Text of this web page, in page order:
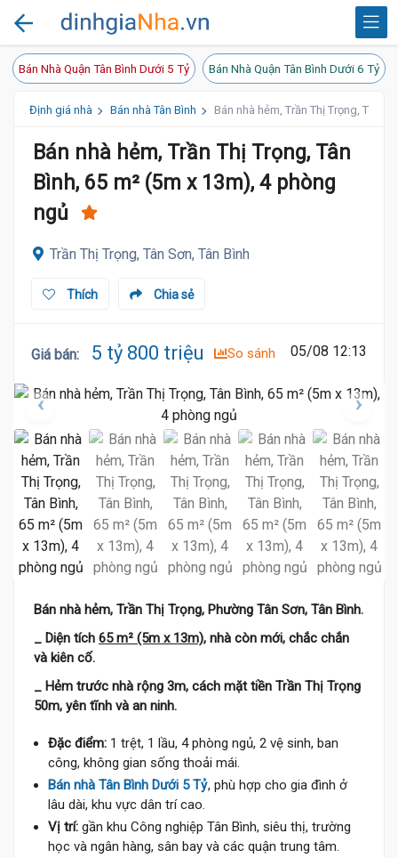
Bán Nhà Quận Tân Bình Dưới 5 Tỷ Bán Nhà Quận Tân Bình Dưới 6 Tỷ
Định giá nhà Bán nhà Tân Bình Bán nhà hẻm, Trần Thị Trọng, Tân
Bán nhà hẻm, Trần Thị Trọng, Tân
Bình, 65 m² (5m x 13m), 4 phòng
ngủ
Trần Thị Trọng, Tân Sơn, Tân Bình
Chia sẻ
Thích
Giá bán: 5 tỷ 800 triệu So sánh 05/08 12:13
Bán nhà hẻm, Trần Thị Trọng, Phường Tân Sơn, Tân Bình.
_ Diện tích 65 m² (5m x 13m), nhà còn mới, chắc chắn
và kiên cố.
_ Hẻm trước nhà rộng 3m, cách mặt tiền Trần Thị Trọng
50m, yên tĩnh và an ninh.
Đặc điểm: 1 trệt, 1 lầu, 4 phòng ngủ, 2 vệ sinh, ban
công, không gian sống thoải mái.
Bán nhà Tân Bình Dưới 5 Tỷ, phù hợp cho gia đình ở
lâu dài, khu vực dân trí cao.
Vị trí: gần khu Công nghiệp Tân Bình, siêu thị, trường
học và ngân hàng, sân bay và các quận trung tâm.